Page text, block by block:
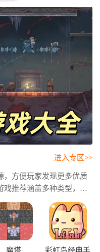
，方便玩家发现更多优质
戏推荐涵盖多种类型，满
器及相关工具，帮助玩家
进入专区>>